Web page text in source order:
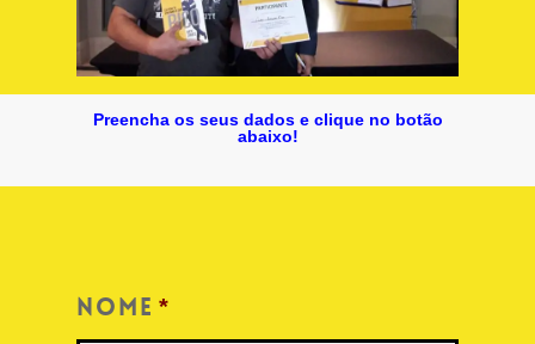
Preencha os seus dados e clique no botão
abaixo!
Nome *